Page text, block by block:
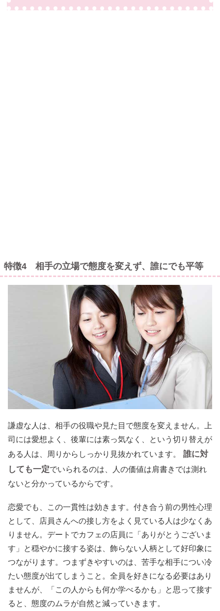
特徴4 相手の立場で態度を変えず、誰にでも平等
謙虚な人は、相手の役職や見た目で態度を変えません。上
司には愛想よく、後輩には素っ気なく、という切り替えが
ある人は、周りからしっかり見抜かれています。
誰に対
しても一定でいられるのは、人の価値は肩書きでは測れ
ないと分かっているからです。
恋愛でも、この一貫性は効きます。付き合う前の男性心理
として、店員さんへの接し方をよく見ている人は少なくあ
りません。デートでカフェの店員に「ありがとうございま
す」と穏やかに接する姿は、飾らない人柄として好印象に
つながります。つまずきやすいのは、苦手な相手につい冷
たい態度が出てしまうこと。全員を好きになる必要はあり
ませんが、「この人からも何か学べるかも」と思って接す
ると、態度のムラが自然と減っていきます。